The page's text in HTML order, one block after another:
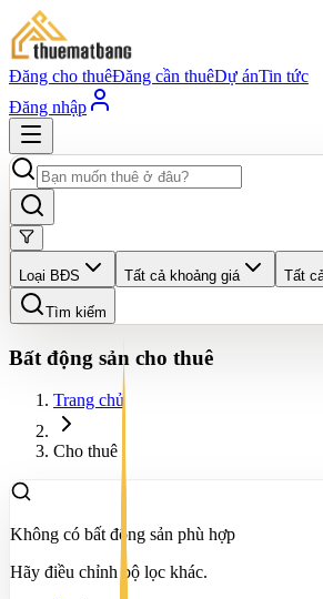
Đăng cho thuêĐăng cần thuêDự ánTin tức
Đăng nhập
Loại BĐS Tất cả khoảng giá Tất
Tìm kiếm
Bất động sản cho thuê
Trang chủ
Cho thuê
Không có bất động sản phù hợp
Hãy điều chỉnh bộ lọc khác.